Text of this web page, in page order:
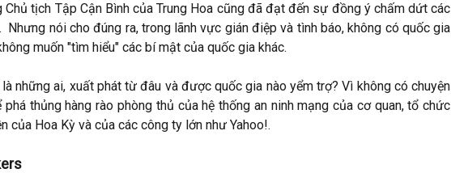
Chủ tịch Tập Cận Bình của Trung Hoa cũng đã đạt đến sự đồng ý chấm dứt các
Nhưng nói cho đúng ra, trong lãnh vực gián điệp và tình báo, không có quốc gia
muốn "tìm hiểu" các bí mật của quốc gia khác.
những ai, xuất phát từ đâu và được quốc gia nào yểm trợ? Vì không có chuyện
thủng hàng rào phòng thủ của hệ thống an ninh mạng của cơ quan, tổ chức
của Hoa Kỳ và của các công ty lớn như Yahoo!.